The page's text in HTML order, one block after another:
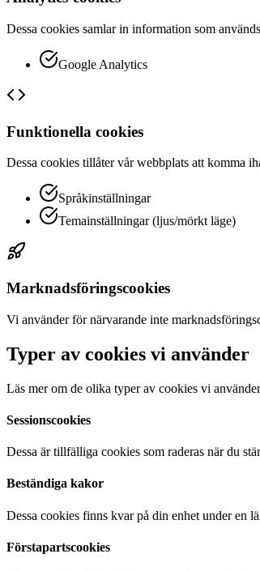
Dessa cookies samlar in information som
Google Analytics
Funktionella cookies
Dessa cookies tillåter vår webbplats att komma
Språkinställningar
Temainställningar (ljus/mörkt läge)
Marknadsföringscookies
Vi använder för närvarande inte
Typer av cookies vi använder
Läs mer om de olika typer av cookies vi använder
Sessionscookies
Dessa är tillfälliga cookies som raderas när du
Beständiga kakor
Dessa cookies finns kvar på din enhet under en
Förstapartscookies